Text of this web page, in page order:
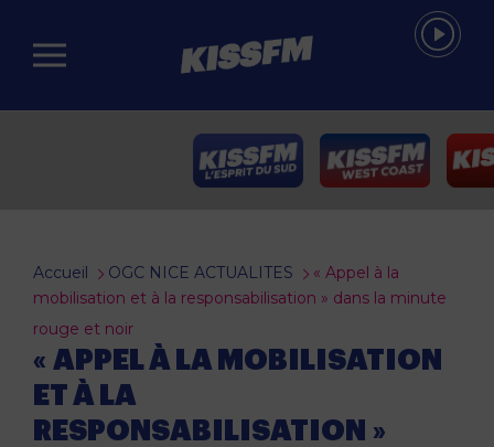
Passer au contenu principal
Accueil OGC NICE ACTUALITES
« Appel à la
mobilisation et à la responsabilisation » dans la minute
rouge et noir
« APPEL À LA MOBILISATION
ET À LA
RESPONSABILISATION »